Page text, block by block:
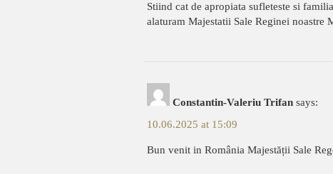
Stiind cat de apropiata sufleteste si
alaturam Majestatii Sale Reginei noastre
Constantin-Valeriu Trifan says:
10.06.2025 at 15:09
Bun venit in România Majestății Sale